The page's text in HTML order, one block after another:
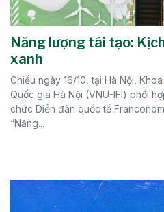
Năng lượng tái tạo:
xanh
Chiều ngày 16/10, tại Hà Nội,
Quốc gia Hà Nội (VNU-IFI) phối
chức Diễn đàn quốc tế
“Năng...